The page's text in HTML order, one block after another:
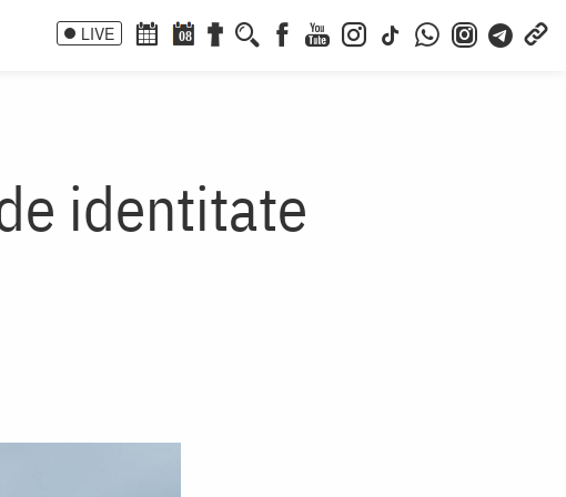
LIVE 08
identitate